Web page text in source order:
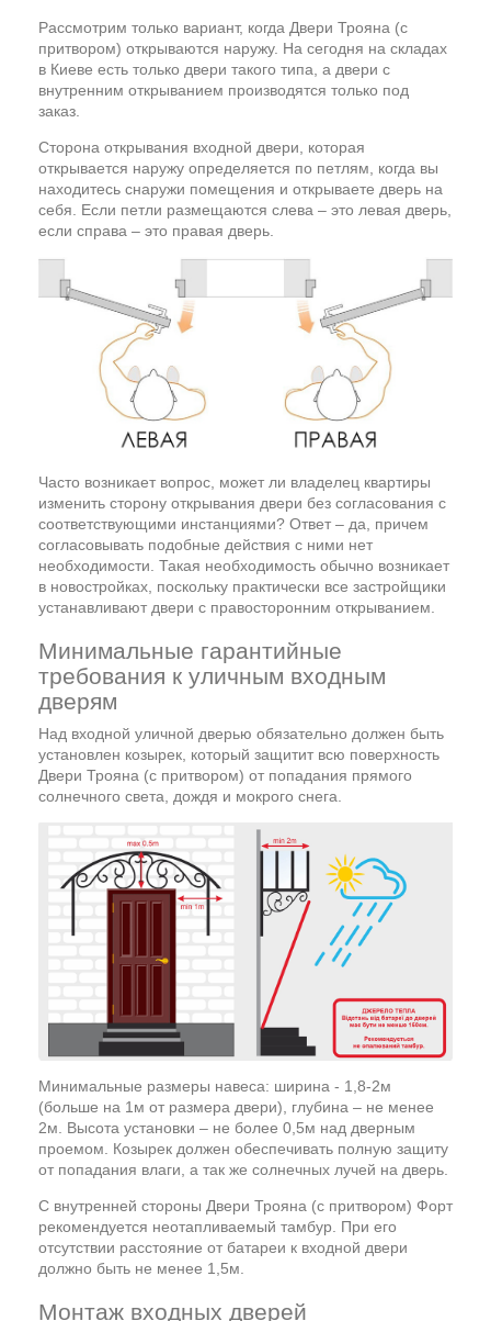
Рассмотрим только вариант, когда Двери Трояна (с
притвором) открываются наружу. На сегодня на складах
в Киеве есть только двери такого типа, а двери с
внутренним открыванием производятся только под
заказ.
Сторона открывания входной двери, которая
открывается наружу определяется по петлям, когда вы
находитесь снаружи помещения и открываете дверь на
себя. Если петли размещаются слева – это левая дверь,
если справа – это правая дверь.
Часто возникает вопрос, может ли владелец квартиры
изменить сторону открывания двери без согласования с
соответствующими инстанциями? Ответ – да, причем
согласовывать подобные действия с ними нет
необходимости. Такая необходимость обычно возникает
в новостройках, поскольку практически все застройщики
устанавливают двери с правосторонним открыванием.
Минимальные гарантийные
требования к уличным входным
дверям
Над входной уличной дверью обязательно должен быть
установлен козырек, который защитит всю поверхность
Двери Трояна (с притвором) от попадания прямого
солнечного света, дождя и мокрого снега.
Минимальные размеры навеса: ширина - 1,8-2м
(больше на 1м от размера двери), глубина – не менее
2м. Высота установки – не более 0,5м над дверным
проемом. Козырек должен обеспечивать полную защиту
от попадания влаги, а так же солнечных лучей на дверь.
С внутренней стороны Двери Трояна (с притвором) Форт
рекомендуется неотапливаемый тамбур. При его
отсутствии расстояние от батареи к входной двери
должно быть не менее 1,5м.
Монтаж входных дверей